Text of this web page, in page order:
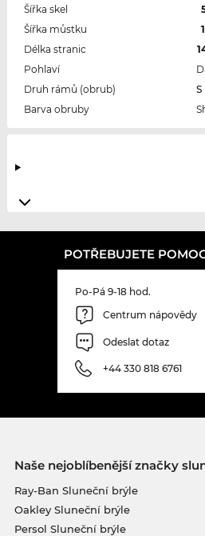
Šířka skel
Šířka můstku
Délka stranic
Pohlaví
Druh rámů (obrub)
Barva obruby
POTŘEBUJETE
Po-Pá 9-18 hod.
Centrum nápovědy
Odeslat dotaz
+44 330 818 6761
Naše nejoblíbenější značky
Ray-Ban Sluneční brýle
Oakley Sluneční brýle
Persol Sluneční brýle